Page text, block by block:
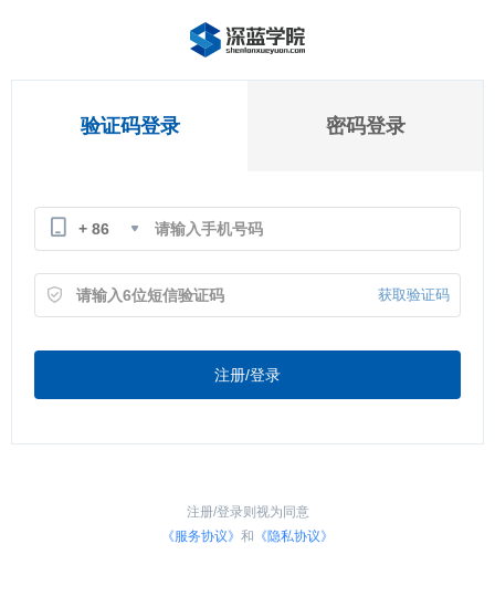
验证码登录 密码登录
+ 86
获取验证码
注册/登录
注册/登录则视为同意
《服务协议》 和 《隐私协议》